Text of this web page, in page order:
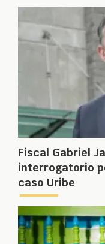
Fiscal Gabriel
interrogatorio
caso Uribe